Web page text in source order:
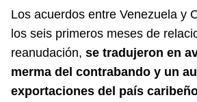
Los acuerdos entre Venezuela y
los seis primeros meses de
reanudación, se tradujeron en
merma del contrabando y un
exportaciones del país